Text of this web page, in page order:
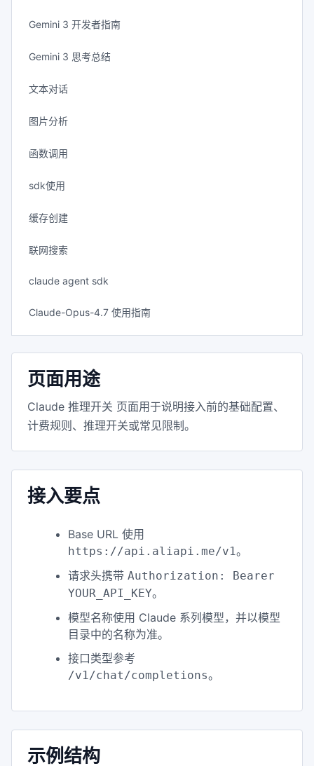
Gemini 3 开发者指南
Gemini 3 思考总结
文本对话
图片分析
函数调用
sdk使用
缓存创建
联网搜索
claude agent sdk
Claude-Opus-4.7 使用指南
页面用途
Claude 推理开关 页面用于说明接入前的基础配置、
计费规则、推理开关或常见限制。
接入要点
Base URL 使用
https://api.aliapi.me/v1。
请求头携带 Authorization: Bearer
YOUR_API_KEY。
模型名称使用 Claude 系列模型，并以模型
目录中的名称为准。
接口类型参考
/v1/chat/completions。
示例结构